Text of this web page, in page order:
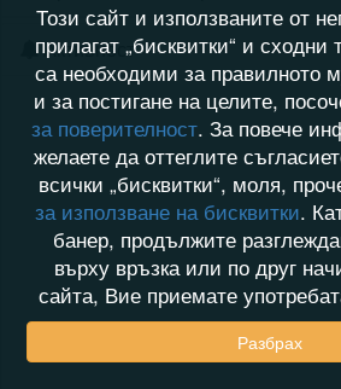
Активност
Този сайт и използваните от
прилагат „бисквитки“ и сходни
са необходими за правилното
и за постигане на целите,
за поверителност. За повече
желаете да оттеглите
всички „бисквитки“, моля,
за използване на бисквитки.
банер, продължите
върху връзка или по друг
сайта, Вие приемате
Разбрах